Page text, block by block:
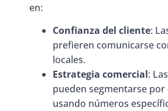
en:
Confianza del cliente:
prefieren comunicarse
locales.
Estrategia comercial:
pueden segmentarse por
usando números